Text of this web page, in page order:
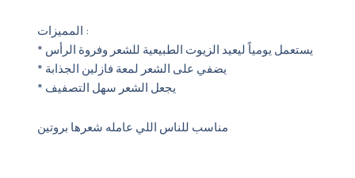
المميزات :
* يستعمل يومياً ليعيد الزيوت الطبيعية للشعر وفروة الرأس
* يضفي على الشعر لمعة فازلين الجذابة
* يجعل الشعر سهل التصفيف
مناسب للناس اللي عامله شعرها بروتين